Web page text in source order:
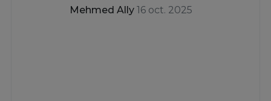
Mehmed Ally 16 oct. 2025